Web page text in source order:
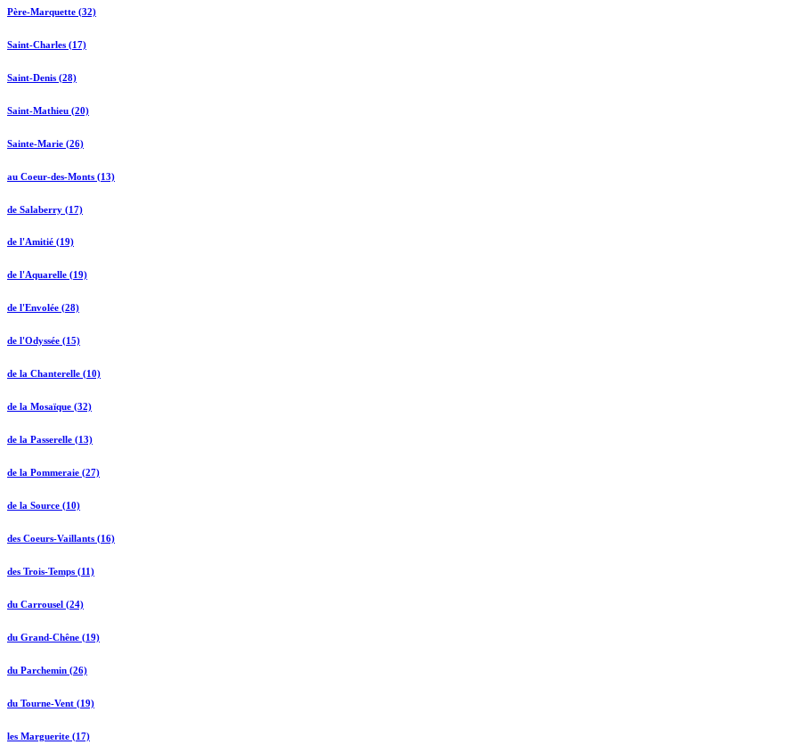
Père-Marquette (32)
Saint-Charles (17)
Saint-Denis (28)
Saint-Mathieu (20)
Sainte-Marie (26)
au Coeur-des-Monts (13)
de Salaberry (17)
de l'Amitié (19)
de l'Aquarelle (19)
de l'Envolée (28)
de l'Odyssée (15)
de la Chanterelle (10)
de la Mosaïque (32)
de la Passerelle (13)
de la Pommeraie (27)
de la Source (10)
des Coeurs-Vaillants (16)
des Trois-Temps (11)
du Carrousel (24)
du Grand-Chêne (19)
du Parchemin (26)
du Tourne-Vent (19)
les Marguerite (17)